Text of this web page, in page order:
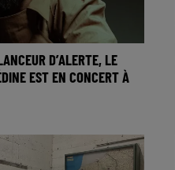
D’ALERTE, LE
EST EN CONCERT À